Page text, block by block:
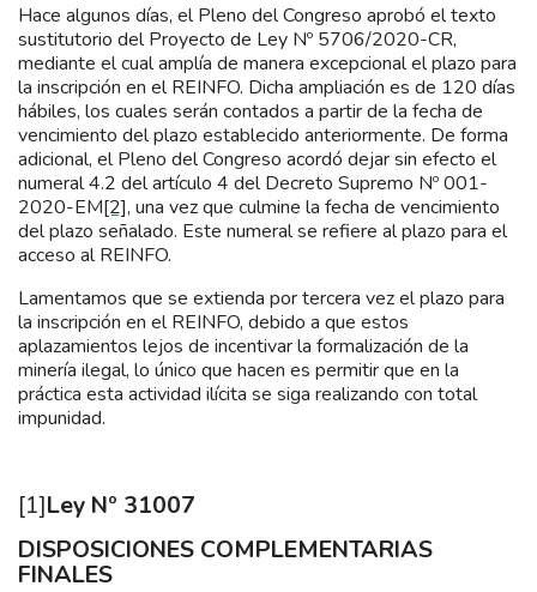
Hace algunos días, el Pleno del Congreso aprobó el texto
sustitutorio del Proyecto de Ley Nº 5706/2020-CR,
mediante el cual amplía de manera excepcional el plazo para
la inscripción en el REINFO. Dicha ampliación es de 120 días
hábiles, los cuales serán contados a partir de la fecha de
vencimiento del plazo establecido anteriormente. De forma
adicional, el Pleno del Congreso acordó dejar sin efecto el
numeral 4.2 del artículo 4 del Decreto Supremo Nº 001-
2020-EM[2], una vez que culmine la fecha de vencimiento
del plazo señalado. Este numeral se refiere al plazo para el
acceso al REINFO.
Lamentamos que se extienda por tercera vez el plazo para
la inscripción en el REINFO, debido a que estos
aplazamientos lejos de incentivar la formalización de la
minería ilegal, lo único que hacen es permitir que en la
práctica esta actividad ilícita se siga realizando con total
impunidad.
[1]Ley Nº 31007
DISPOSICIONES COMPLEMENTARIAS
FINALES